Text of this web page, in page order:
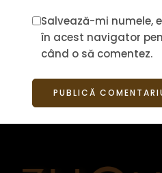
Salvează-mi numele,
în acest navigator
când o să comentez.